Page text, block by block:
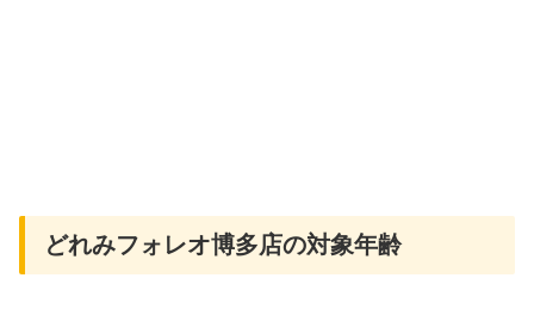
どれみフォレオ博多店の対象年齢